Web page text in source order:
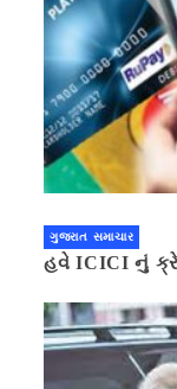
ગુજરાત સમાચાર
હવે ICICI નું